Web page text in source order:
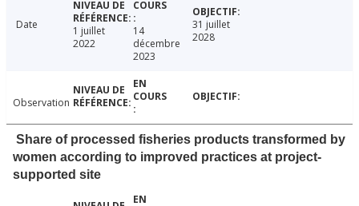
Date
1 juillet
2022
14
décembre
2023
31 juillet
2028
Observation
Share of processed fisheries products transformed by
women according to improved practices at project-
supported site